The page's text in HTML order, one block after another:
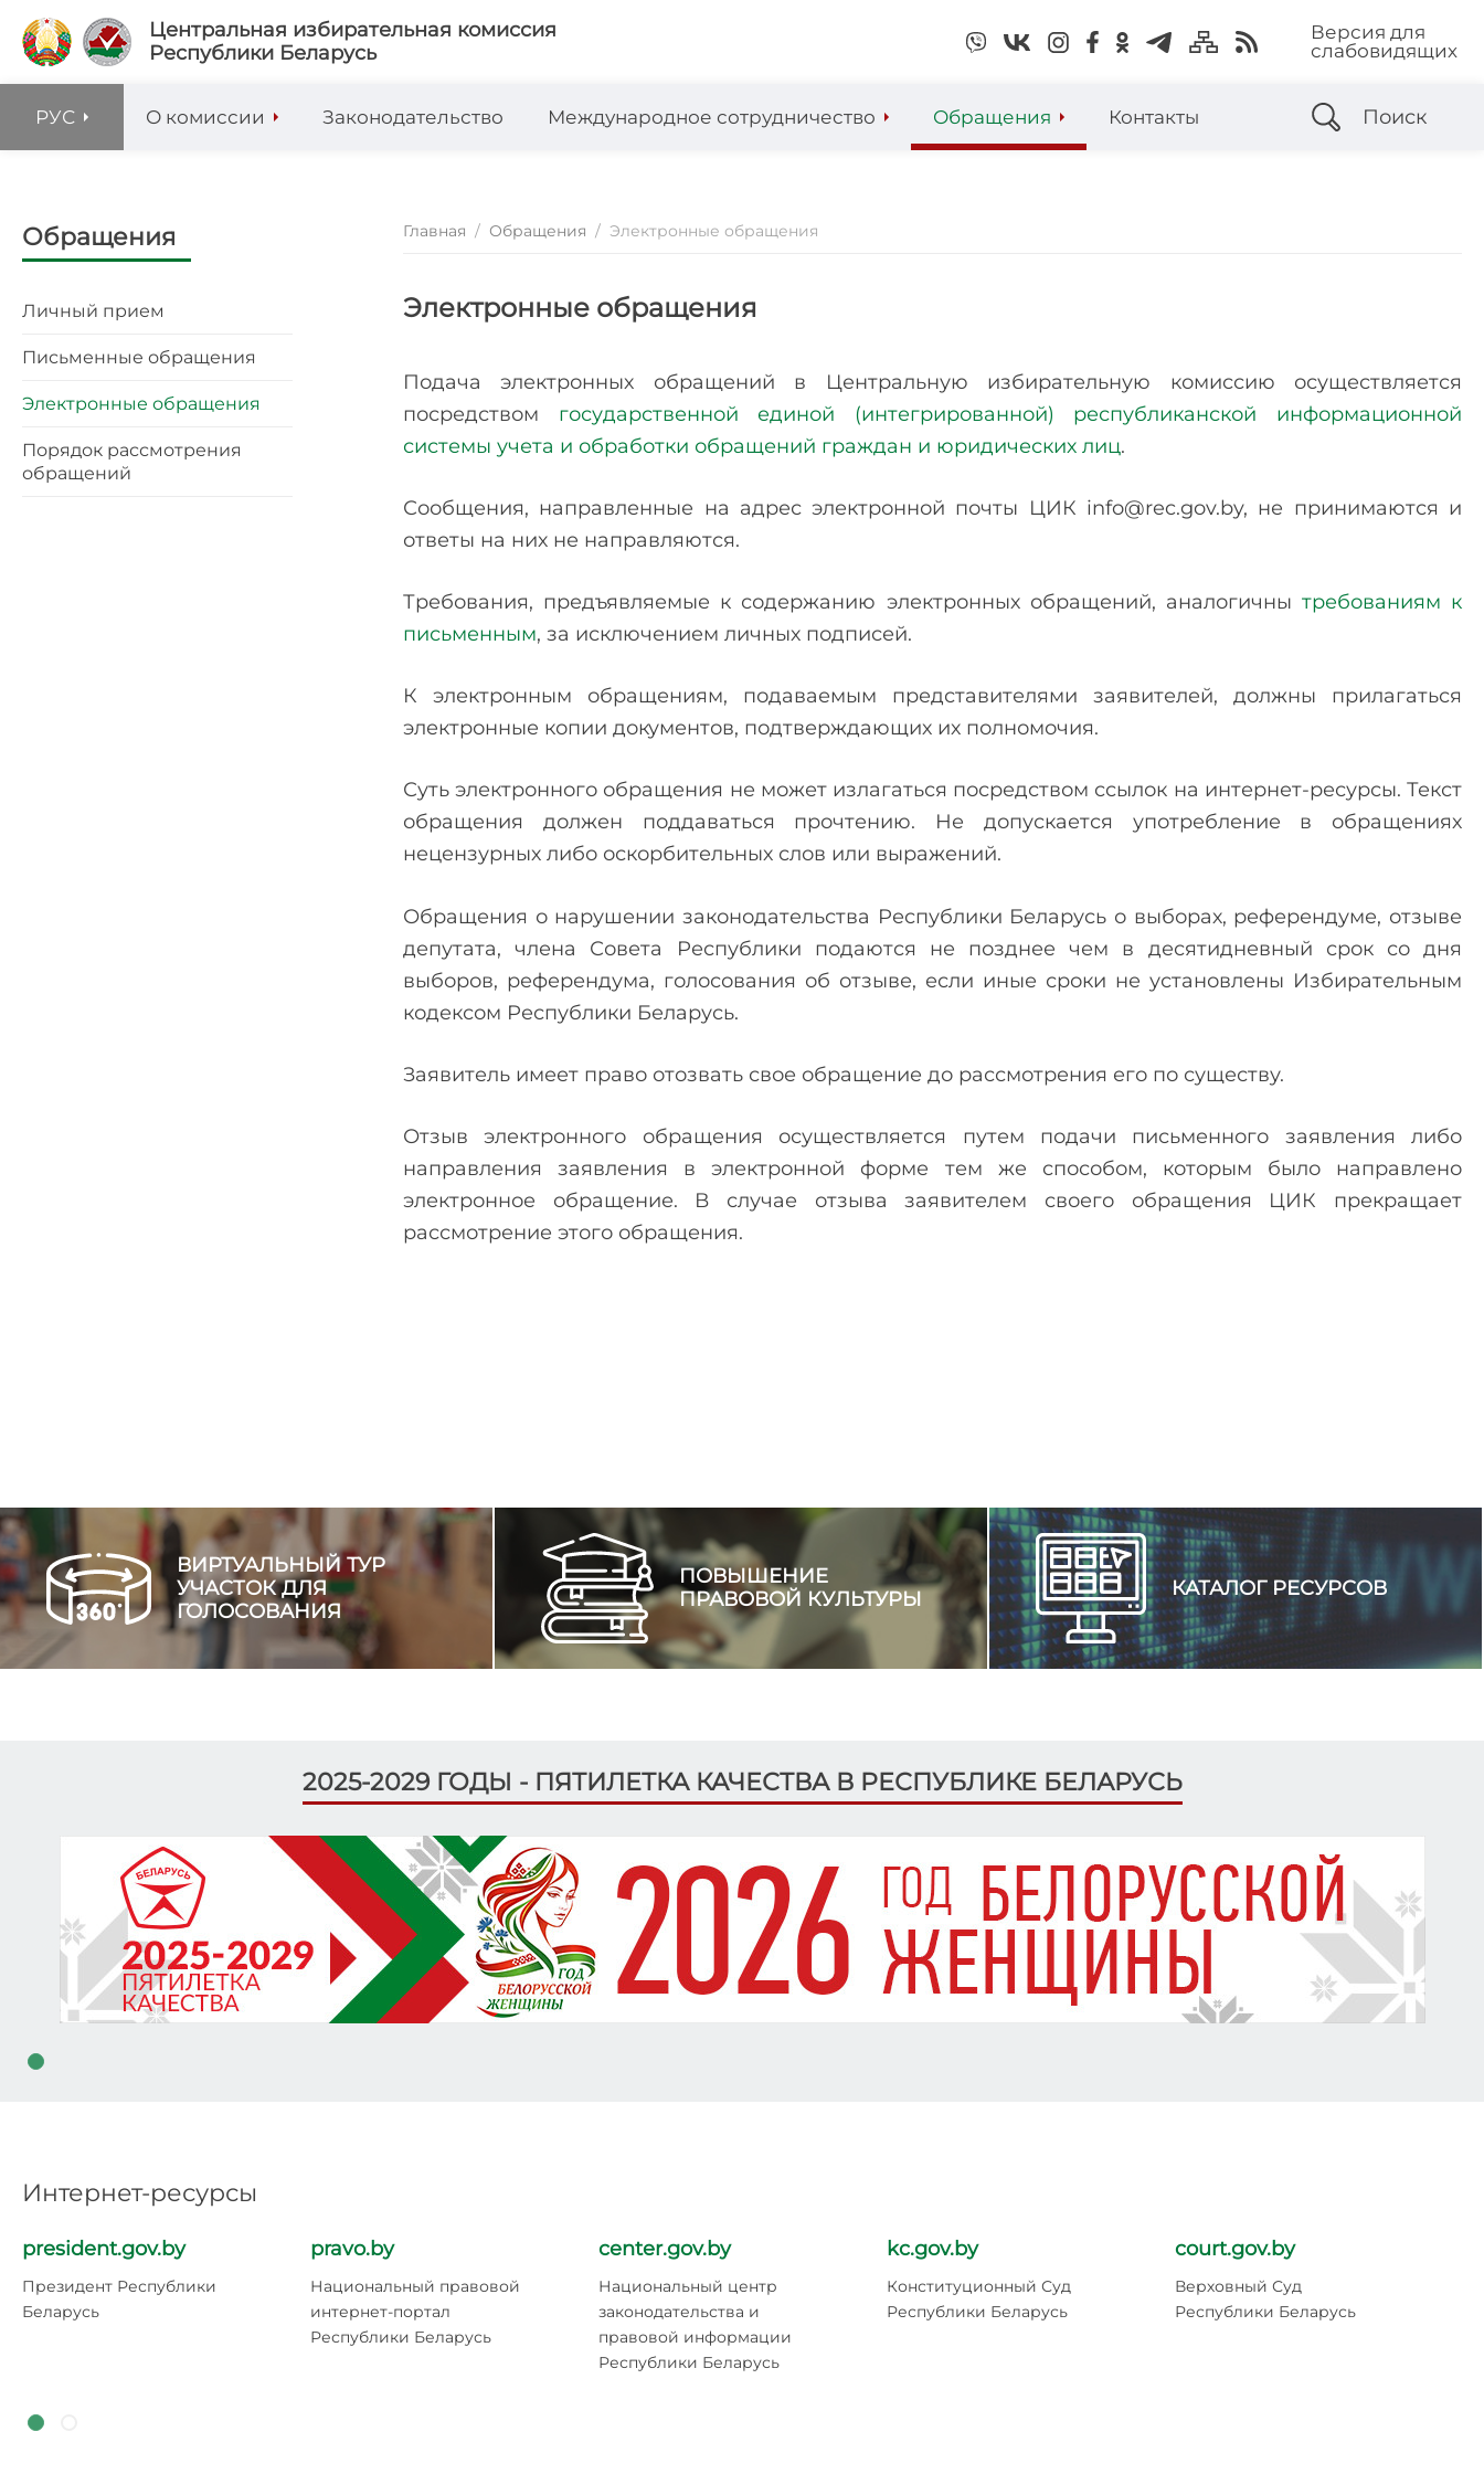
Центральная избирательная комиссия
Республики Беларусь
Версия для
слабовидящих
РУС О комиссии Законодательство Международное сотрудничество Обращения Контакты Поиск
Обращения
Личный прием
Письменные обращения
Электронные обращения
Порядок рассмотрения
обращений
Главная / Обращения / Электронные обращения
Электронные обращения
Подача электронных обращений в Центральную избирательную комиссию осуществляется
посредством государственной единой (интегрированной) республиканской информационной
системы учета и обработки обращений граждан и юридических лиц.
Сообщения, направленные на адрес электронной почты ЦИК info@rec.gov.by, не принимаются и
ответы на них не направляются.
Требования, предъявляемые к содержанию электронных обращений, аналогичны требованиям к
письменным, за исключением личных подписей.
К электронным обращениям, подаваемым представителями заявителей, должны прилагаться
электронные копии документов, подтверждающих их полномочия.
Суть электронного обращения не может излагаться посредством ссылок на интернет-ресурсы. Текст
обращения должен поддаваться прочтению. Не допускается употребление в обращениях
нецензурных либо оскорбительных слов или выражений.
Обращения о нарушении законодательства Республики Беларусь о выборах, референдуме, отзыве
депутата, члена Совета Республики подаются не позднее чем в десятидневный срок со дня
выборов, референдума, голосования об отзыве, если иные сроки не установлены Избирательным
кодексом Республики Беларусь.
Заявитель имеет право отозвать свое обращение до рассмотрения его по существу.
Отзыв электронного обращения осуществляется путем подачи письменного заявления либо
направления заявления в электронной форме тем же способом, которым было направлено
электронное обращение. В случае отзыва заявителем своего обращения ЦИК прекращает
рассмотрение этого обращения.
ВИРТУАЛЬНЫЙ ТУР
УЧАСТОК ДЛЯ
ГОЛОСОВАНИЯ
ПОВЫШЕНИЕ
ПРАВОВОЙ КУЛЬТУРЫ
КАТАЛОГ РЕСУРСОВ
2025-2029 ГОДЫ - ПЯТИЛЕТКА КАЧЕСТВА В РЕСПУБЛИКЕ БЕЛАРУСЬ
Интернет-ресурсы
president.gov.by
Президент Республики
Беларусь
pravo.by
Национальный правовой
интернет-портал
Республики Беларусь
center.gov.by
Национальный центр
законодательства и
правовой информации
Республики Беларусь
kc.gov.by
Конституционный Суд
Республики Беларусь
court.gov.by
Верховный Суд
Республики Беларусь